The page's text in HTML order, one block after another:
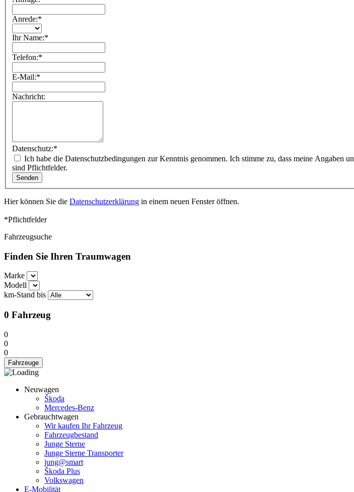
Anrede:*
Ihr Name:*
Telefon:*
E-Mail:*
Nachricht:
Datenschutz:*
sind Pflichtfelder.
Hier können Sie die Datenschutzerklärung in einem neuen Fenster öffnen.
*Pflichtfelder
Fahrzeugsuche
Finden Sie Ihren Traumwagen
Marke
Modell
km-Stand bis
0 Fahrzeug
0
0
0
Fahrzeuge
Neuwagen
Škoda
Mercedes-Benz
Gebrauchtwagen
Wir kaufen Ihr Fahrzeug
Fahrzeugbestand
Junge Sterne
Junge Sterne Transporter
jung@smart
Škoda Plus
Volkswagen
E-Mobilität